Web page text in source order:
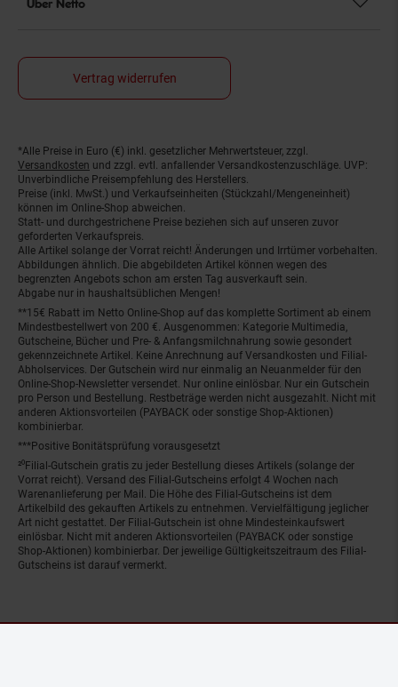
Über Netto
Vertrag widerrufen
Fußnoten
*Alle Preise in Euro (€) inkl. gesetzlicher Mehrwertsteuer, zzgl.
Versandkosten und zzgl. evtl. anfallender Versandkostenzuschläge. UVP:
Unverbindliche Preisempfehlung des Herstellers.
Preise (inkl. MwSt.) und Verkaufseinheiten (Stückzahl/Mengeneinheit)
können im Online-Shop abweichen.
Statt- und durchgestrichene Preise beziehen sich auf unseren zuvor
geforderten Verkaufspreis.
Alle Artikel solange der Vorrat reicht! Änderungen und Irrtümer vorbehalten.
Abbildungen ähnlich. Die abgebildeten Artikel können wegen des
begrenzten Angebots schon am ersten Tag ausverkauft sein.
Abgabe nur in haushaltsüblichen Mengen!
**15€ Rabatt im Netto Online-Shop auf das komplette Sortiment ab einem
Mindestbestellwert von 200 €. Ausgenommen: Kategorie Multimedia,
Gutscheine, Bücher und Pre- & Anfangsmilchnahrung sowie gesondert
gekennzeichnete Artikel. Keine Anrechnung auf Versandkosten und Filial-
Abholservices. Der Gutschein wird nur einmalig an Neuanmelder für den
Online-Shop-Newsletter versendet. Nur online einlösbar. Nur ein Gutschein
pro Person und Bestellung. Restbeträge werden nicht ausgezahlt. Nicht mit
anderen Aktionsvorteilen (PAYBACK oder sonstige Shop-Aktionen)
kombinierbar.
***Positive Bonitätsprüfung vorausgesetzt
²⁰Filial-Gutschein gratis zu jeder Bestellung dieses Artikels (solange der
Vorrat reicht). Versand des Filial-Gutscheins erfolgt 4 Wochen nach
Warenanlieferung per Mail. Die Höhe des Filial-Gutscheins ist dem
Artikelbild des gekauften Artikels zu entnehmen. Vervielfältigung jeglicher
Art nicht gestattet. Der Filial-Gutschein ist ohne Mindesteinkaufswert
einlösbar. Nicht mit anderen Aktionsvorteilen (PAYBACK oder sonstige
Shop-Aktionen) kombinierbar. Der jeweilige Gültigkeitszeitraum des Filial-
Gutscheins ist darauf vermerkt.